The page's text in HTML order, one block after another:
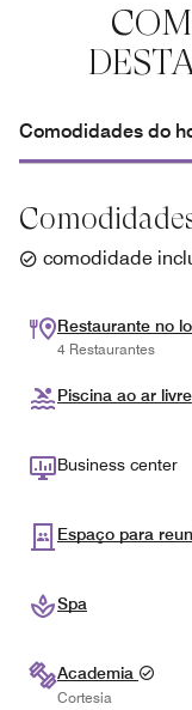
Comodidades do
comodidade
Restaurante no
4 Restaurantes
Piscina ao ar livre
Business center
Espaço para
Spa
Academia
Cortesia